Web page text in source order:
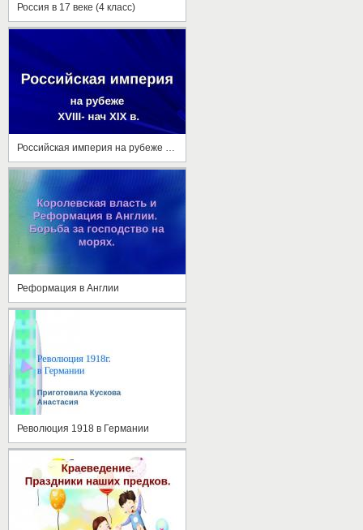
Россия в 17 веке (4 класс)
Реформация в Англии
Революция 1918 в Германии